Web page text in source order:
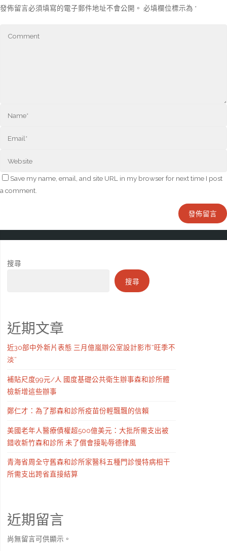
發佈留言必須填寫的電子郵件地址不會公開。 必填欄位標示為 *
Save my name, email, and site URL in my browser for next time I post
a comment.
搜尋
搜尋
近期文章
近30部中外新片表態 三月億嵐辦公室設計影市“旺季不
淡”
補貼尺度99元/人 國度基礎公共衛生辦事森和診所體
檢新增這些辦事
鄭仁才：為了那森和診所疫苗份輕飄飄的信賴
美國老年人醫療債權超500億美元：大批所需支出被
錯收新竹森和診所 未了償會接恥辱德律風
青海省周全守舊森和診所家醫科五種門診慢特病相干
所需支出跨省直接結算
近期留言
尚無留言可供顯示。